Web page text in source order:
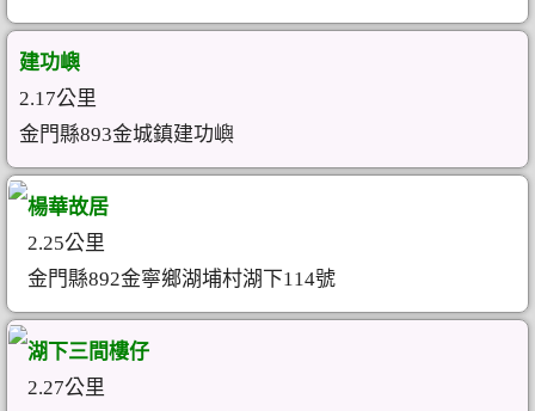
建功嶼
2.17公里
金門縣893金城鎮建功嶼
楊華故居
2.25公里
金門縣892金寧鄉湖埔村湖下114號
湖下三間樓仔
2.27公里